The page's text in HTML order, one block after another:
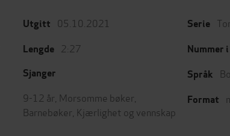
Utgitt 05.10.2021
Lengde 2:27
Sjanger
9-12 år Morsomme bøker
Barnebøker Kjærlighet og vennskap
Serie
Nummer
Språk
Format